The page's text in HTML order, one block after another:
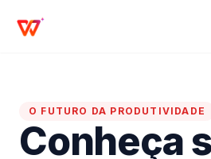
O FUTURO DA PRODUTIVIDADE
Conheça